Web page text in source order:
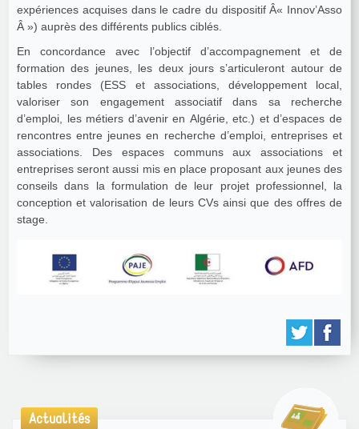
expériences acquises dans le cadre du dispositif Â« Innov’Asso
Â ») auprès des différents publics ciblés.
En concordance avec l’objectif d’accompagnement et de
formation des jeunes, les deux jours s’articuleront autour de
tables rondes (ESS et associations, développement local,
valoriser son engagement associatif dans sa recherche
d’emploi, les métiers d’avenir en Algérie, etc.) et d’espaces de
rencontres entre jeunes en recherche d’emploi, entreprises et
associations. Des espaces communs aux associations et
entreprises seront aussi mis en place proposant aux jeunes des
conseils dans la formulation de leur projet professionnel, la
conception et valorisation de leurs CVs ainsi que des offres de
stage.
Actualités